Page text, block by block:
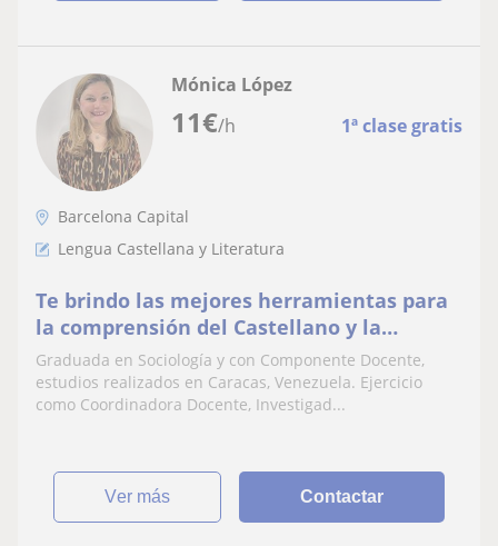
11€/h 1ª clase gratis
Mónica López
Barcelona Capital
Lengua Castellana y Literatura
Te brindo las mejores herramientas para
la comprensión del Castellano y la
Literatura y las Ciencias Sociales
Graduada en Sociología y con Componente Docente,
estudios realizados en Caracas, Venezuela. Ejercicio
como Coordinadora Docente, Investigad...
ver más Contactar